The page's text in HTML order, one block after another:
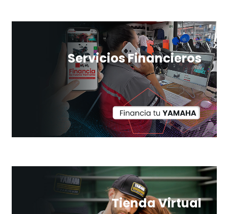
Servicios Financieros
Tienda Virtual